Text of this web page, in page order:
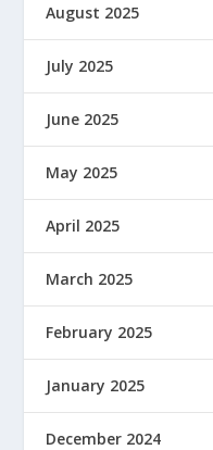
August 2025
July 2025
June 2025
May 2025
April 2025
March 2025
February 2025
January 2025
December 2024